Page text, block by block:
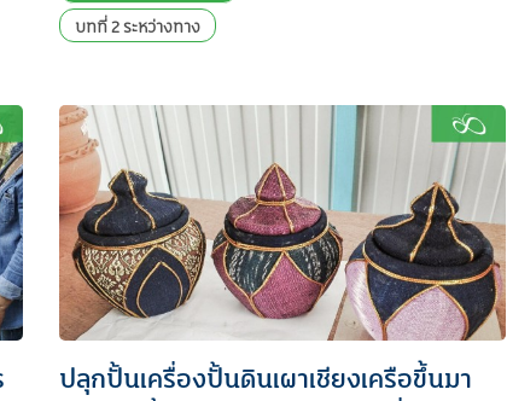
บทที่ 2 ระหว่างทาง
ปลุกปั้นเครื่องปั้นดินเผาเชียงเครือขึ้นมา